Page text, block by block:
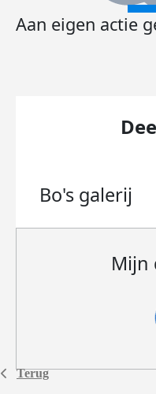
Terug
Aan eigen actie
Bo's galerij
Mijn